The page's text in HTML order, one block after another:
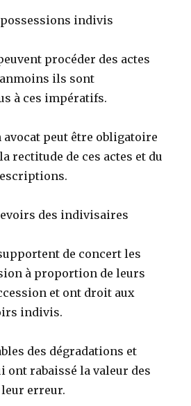
indivis
procéder des actes
ils sont
à ces impératifs.
avocat peut être obligatoire
rectitude de ces actes et du
des indivisaires
de concert les
à proportion de leurs
et ont droit aux
indivis.
des dégradations et
ont rabaissé la valeur des
erreur.